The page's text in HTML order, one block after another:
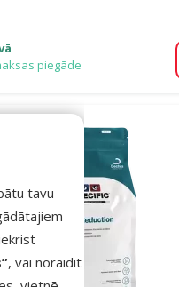
tavu
, vai noraidīt
piegāde